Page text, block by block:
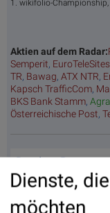
1. wikifolio-
Aktien auf dem Radar:
Semperit,
TR, Bawag, ATX NTR,
Kapsch TrafficCom,
BKS Bank Stamm,
Österreichische Post,
Random Partner
Die
Dienste,
möchten